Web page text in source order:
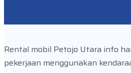
Rental mobil Petojo Utara info
pekerjaan menggunakan